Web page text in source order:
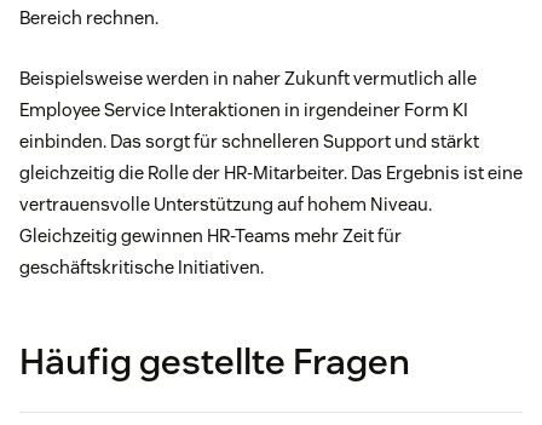
Bereich rechnen.
Beispielsweise werden in naher Zukunft vermutlich alle
Employee Service Interaktionen in irgendeiner Form KI
einbinden. Das sorgt für schnelleren Support und stärkt
gleichzeitig die Rolle der HR-Mitarbeiter. Das Ergebnis ist eine
vertrauensvolle Unterstützung auf hohem Niveau.
Gleichzeitig gewinnen HR-Teams mehr Zeit für
geschäftskritische Initiativen.
Häufig gestellte Fragen